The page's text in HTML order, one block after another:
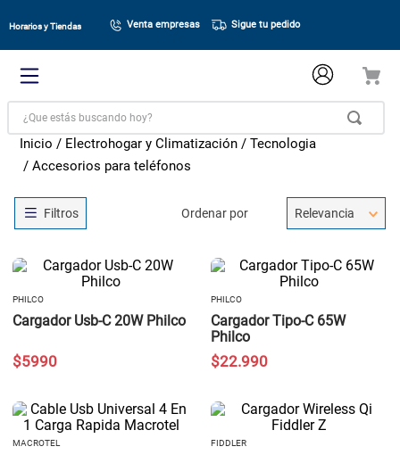
Horarios y Tiendas Venta empresas Sigue tu pedido
¿Que estás buscando hoy?
Electrohogar y Climatización
Tecnologia
Accesorios para teléfonos
Ordenar por Relevancia
PHILCO
Cargador Usb-C 20W Philco
$5990
PHILCO
Cargador Tipo-C 65W
Philco
$22.990
MACROTEL FIDDLER